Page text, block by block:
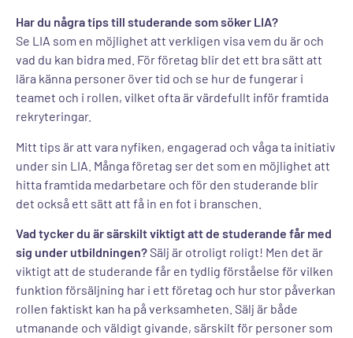
Har du några tips till studerande som söker LIA?
Se LIA som en möjlighet att verkligen visa vem du är och
vad du kan bidra med. För företag blir det ett bra sätt att
lära känna personer över tid och se hur de fungerar i
teamet och i rollen, vilket ofta är värdefullt inför framtida
rekryteringar.
Mitt tips är att vara nyfiken, engagerad och våga ta initiativ
under sin LIA. Många företag ser det som en möjlighet att
hitta framtida medarbetare och för den studerande blir
det också ett sätt att få in en fot i branschen.
Vad tycker du är särskilt viktigt att de studerande får med
sig under utbildningen?Sälj är otroligt roligt! Men det är
viktigt att de studerande får en tydlig förståelse för vilken
funktion försäljning har i ett företag och hur stor påverkan
rollen faktiskt kan ha på verksamheten. Sälj är både
utmanande och väldigt givande, särskilt för personer som